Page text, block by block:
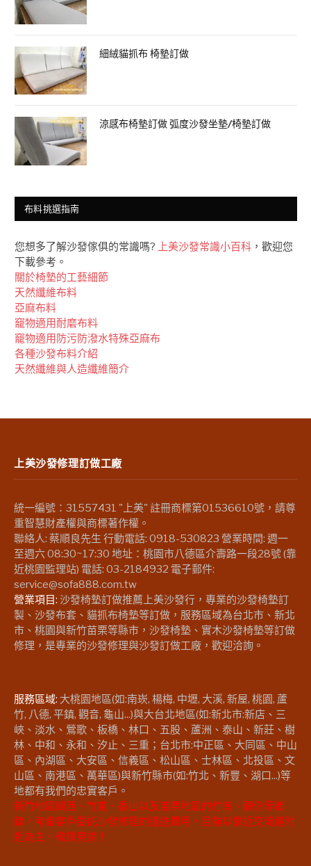
細絨貓抓布 椅墊訂做
涼感布椅墊訂做 弧度沙發坐墊/椅墊訂做
布料挑選指南
您想多了解沙發傢俱的常識嗎? 上美沙發常識小百科 ，歡迎您
下載參考。
關於椅墊的工藝細節
天然纖維布料
亞麻布料
竉物適用耐磨布料
竉物適用防污防潑水特殊亞麻布
各種沙發布料介紹
天然纖維與人造纖維簡介
上美沙發修理訂做工廠
統一編號：31557431 "上美" 註冊商標第01536610號，請尊
重智慧財產權與商標著作權。
聯絡人: 蔡順良先生 行動電話: 0918-530823 營業時間: 週一
至週六 08:30~17:30 地址：桃園市八德區介壽路一段28號 (靠
近桃園監理站) 電話: 03-2184932 電子郵件:
service@sofa888.com.tw
營業項目: 沙發椅墊訂做推薦上美沙發行，專業的沙發椅墊訂
製、沙發布套、貓抓布椅墊等訂做，服務區域為台北市、新北
市、桃園與新竹苗栗等縣市，沙發椅墊、實木沙發椅墊等訂做
修理，是專業的沙發修理與沙發訂做工廠，歡迎洽詢。
服務區域: 大桃園地區(如:南崁, 楊梅, 中壢, 大溪, 新屋, 桃園, 蘆
竹, 八德, 平鎮, 觀音, 龜山...)與大台北地區(如:新北市:新店、三
峽、淡水、鶯歌、板橋、林口、五股、蘆洲、泰山、新莊、樹
林、中和、永和、汐止、三重；台北市:中正區、大同區、中山
區、內湖區、大安區、信義區、松山區、士林區、北投區、文
山區、南港區、萬華區)與新竹縣市(如:竹北、新豐、湖口...)等
地都有我們的忠實客戶。
新竹地區關西、竹東、香山以及苗栗地區的竹南、頭份等鄉
鎮，考量客戶委託沙發修理的運送費用，目前以靠近交流道附
近為主。敬請見諒！